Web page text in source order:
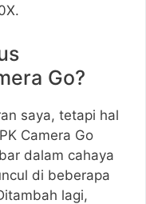
Go?
saya, tetapi hal
Camera Go
dalam cahaya
di beberapa
lagi,